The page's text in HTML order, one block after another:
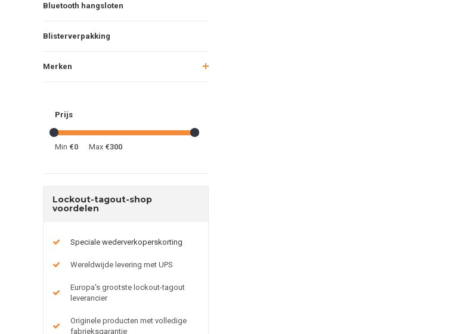
Bluetooth hangsloten
Blisterverpakking
Merken
Prijs
Min €0 Max €300
Lockout-tagout-shop
voordelen
Speciale wederverkoperskorting
Wereldwijde levering met UPS
Europa's grootste lockout-tagout
leverancier
Originele producten met volledige
fabrieksgarantie